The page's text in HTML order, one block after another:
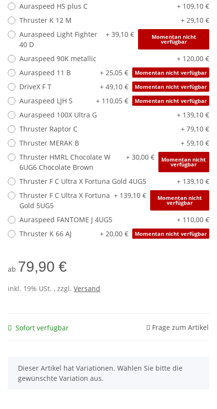
Auraspeed HS plus C
+ 109,10 €
Thruster K 12 M
+ 29,10 €
Auraspeed Light Fighter
40 D
+ 39,10 € Momentan nicht
verfügbar
Auraspeed 90K metallic
+ 120,00 €
Auraspeed 11 B
+ 25,05 € Momentan nicht verfügbar
DriveX F T + 49,10 € Momentan nicht verfügbar
Auraspeed LJH S + 110,05 € Momentan nicht verfügbar
Auraspeed 100X Ultra G
+ 139,10 €
Thruster Raptor C
+ 79,10 €
Thruster MERAK B
+ 59,10 €
Thruster HMRL Chocolate W
6UG6 Chocolate Brown
+ 30,00 € Momentan nicht
verfügbar
Thruster F C Ultra X Fortuna Gold 4UG5
+ 139,10 €
Thruster F C Ultra X Fortuna
Gold 5UG5
+ 139,10 € Momentan nicht
verfügbar
Auraspeed FANTOME J 4UG5
+ 110,00 €
Thruster K 66 AJ
+ 20,00 € Momentan nicht verfügbar
ab 79,90 €
inkl. 19% USt. , zzgl. Versand
Sofort verfügbar Frage zum Artikel
x
Dieser Artikel hat Variationen. Wählen Sie bitte die
gewünschte Variation aus.